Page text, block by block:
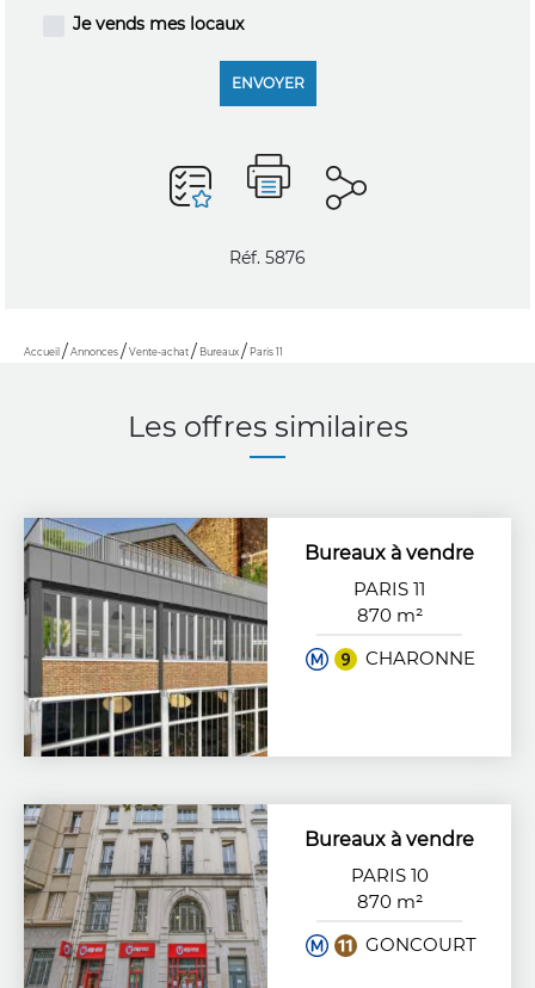
Accueil Annonces Vente-achat Bureaux Paris 11
Je vends mes locaux
ENVOYER
Réf. 5876
Les offres similaires
Bureaux à vendre
PARIS 11
870 m²
CHARONNE
Bureaux à vendre
PARIS 10
870 m²
GONCOURT